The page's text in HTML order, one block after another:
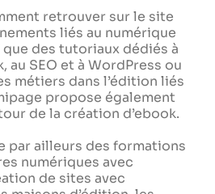
retrouver sur le site
liés au numérique
que des tutoriaux dédiés à
au SEO et à WordPress ou
métiers dans l’édition liés
propose également
de la création d’ebook.
par ailleurs des formations
numériques avec
de sites avec